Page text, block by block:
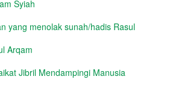
Syiah
yang menolak sunah/hadis Rasul
Arqam
Jibril Mendampingi Manusia